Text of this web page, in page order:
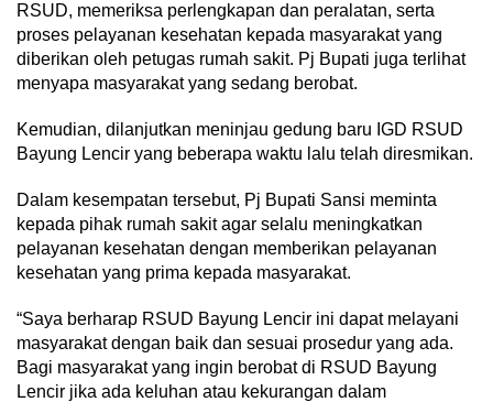
RSUD, memeriksa perlengkapan dan peralatan, serta
proses pelayanan kesehatan kepada masyarakat yang
diberikan oleh petugas rumah sakit. Pj Bupati juga terlihat
menyapa masyarakat yang sedang berobat.
Kemudian, dilanjutkan meninjau gedung baru IGD RSUD
Bayung Lencir yang beberapa waktu lalu telah diresmikan.
Dalam kesempatan tersebut, Pj Bupati Sansi meminta
kepada pihak rumah sakit agar selalu meningkatkan
pelayanan kesehatan dengan memberikan pelayanan
kesehatan yang prima kepada masyarakat.
“Saya berharap RSUD Bayung Lencir ini dapat melayani
masyarakat dengan baik dan sesuai prosedur yang ada.
Bagi masyarakat yang ingin berobat di RSUD Bayung
Lencir jika ada keluhan atau kekurangan dalam